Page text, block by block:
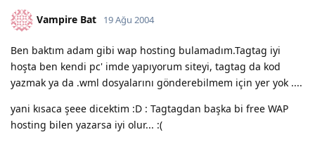
Vampire Bat 19 Ağu 2004
Ben baktım adam gibi wap hosting bulamadım.Tagtag iyi
hoşta ben kendi pc' imde yapıyorum siteyi, tagtag da kod
yazmak ya da .wml dosyalarını gönderebilmem için yer yok ....
yani kısaca şeee dicektim :D : Tagtagdan başka bi free WAP
hosting bilen yazarsa iyi olur... :(